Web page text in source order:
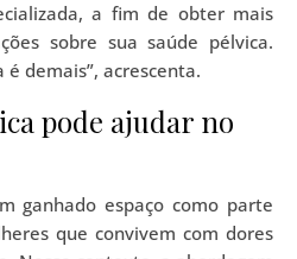
a fim de obter mais
sobre sua saúde pélvica.
demais”, acrescenta.
pode ajudar no
ganhado espaço como parte
que convivem com dores